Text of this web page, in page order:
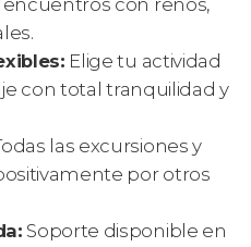
con renos,
Elige tu actividad
con total tranquilidad y
las excursiones y
por otros
Soporte disponible en